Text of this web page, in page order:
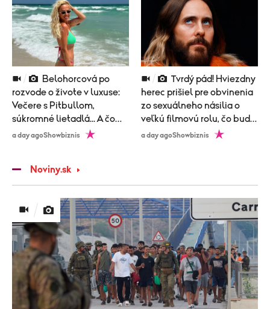
rozvode o živote v luxuse:
Večere s Pitbullom,
súkromné lietadlá... A čo
nová láska?
a day agoShowbiznis
herec prišiel pre obvinenia
zo sexuálneho násilia o
veľkú filmovú rolu, čo bude
nasledovať?
a day agoShowbiznis
Noviny.sk